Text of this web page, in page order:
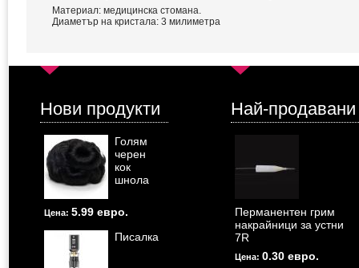
Материал: медицинска стомана.
Диаметър на кристала: 3 милиметра
Нови продукти
Голям
черен
кок
шнола
Цена: 5.99 евро.
Писалка
Най-продавани
Перманентен грим
накрайници за устни
7R
Цена: 0.30 евро.